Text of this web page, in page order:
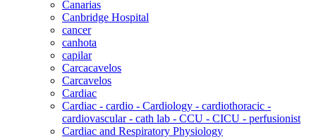
Canarias
Canbridge Hospital
cancer
canhota
capilar
Carcacavelos
Carcavelos
Cardiac
Cardiac - cardio - Cardiology - cardiothoracic -
cardiovascular - cath lab - CCU - CICU - perfusionist
Cardiac and Respiratory Physiology